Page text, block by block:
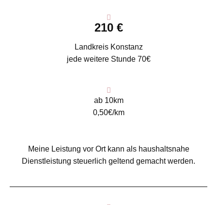
210 €
Landkreis Konstanz
jede weitere Stunde 70€
ab 10km
0,50€/km
Meine Leistung vor Ort kann als haushaltsnahe
Dienstleistung steuerlich geltend gemacht werden.